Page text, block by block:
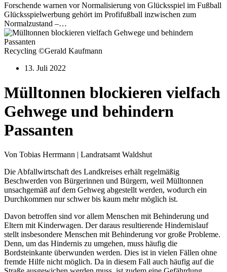
Forschende warnen vor Normalisierung von Glücksspiel im Fußball
Glücksspielwerbung gehört im Profifußball inzwischen zum
Normalzustand –…
Recycling ©Gerald Kaufmann
13. Juli 2022
Mülltonnen blockieren vielfach
Gehwege und behindern
Passanten
Von Tobias Herrmann | Landratsamt Waldshut
Die Abfallwirtschaft des Landkreises erhält regelmäßig
Beschwerden von Bürgerinnen und Bürgern, weil Mülltonnen
unsachgemäß auf dem Gehweg abgestellt werden, wodurch ein
Durchkommen nur schwer bis kaum mehr möglich ist.
Davon betroffen sind vor allem Menschen mit Behinderung und
Eltern mit Kinderwagen. Der daraus resultierende Hindernislauf
stellt insbesondere Menschen mit Behinderung vor große Probleme.
Denn, um das Hindernis zu umgehen, muss häufig die
Bordsteinkante überwunden werden. Dies ist in vielen Fällen ohne
fremde Hilfe nicht möglich. Da in diesem Fall auch häufig auf die